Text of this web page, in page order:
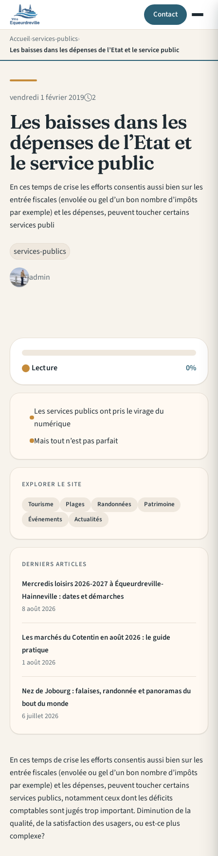
Contact
Accueil services-publics
Les baisses dans les dépenses de l’Etat et le service public
vendredi 1 février 2019 2
Les baisses dans les
dépenses de l’Etat et
le service public
En ces temps de crise les efforts consentis aussi bien sur les
entrée fiscales (envolée ou gel d’un bon nombre d’impôts
par exemple) et les dépenses, peuvent toucher certains
services publi
services-publics
admin
En ces temps de crise les efforts consentis aussi bien sur les
entrée fiscales (envolée ou gel d’un bon nombre d’impôts
par exemple) et les dépenses, peuvent toucher certains
services publics, notamment ceux dont les déficits
comptables sont jugés trop important. Diminution de la
qualité, de la satisfaction des usagers, ou est-ce plus
complexe?
Lecture 0%
Les services publics ont pris le virage du
numérique
Mais tout n’est pas parfait
EXPLORER LE SITE
Tourisme Plages Randonnées
Patrimoine
Événements
Actualités
DERNIERS ARTICLES
Mercredis loisirs 2026-2027 à Équeurdreville-
Hainneville : dates et démarches
8 août 2026
Les marchés du Cotentin en août 2026 : le guide
pratique
1 août 2026
Nez de Jobourg : falaises, randonnée et panoramas du
bout du monde
6 juillet 2026